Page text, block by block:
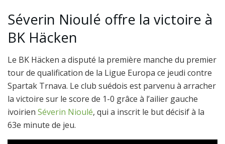
Séverin Nioulé offre la victoire à
BK Häcken
Le BK Häcken a disputé la première manche du premier
tour de qualification de la Ligue Europa ce jeudi contre
Spartak Trnava. Le club suédois est parvenu à arracher
la victoire sur le score de 1-0 grâce à l’ailier gauche
ivoirien Séverin Nioulé, qui a inscrit le but décisif à la
63e minute de jeu.